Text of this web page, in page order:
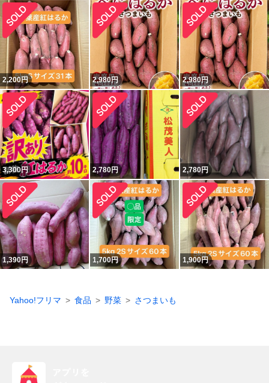
2,200円 2,980円 2,980円
3,300円 2,780円 2,780円
1,390円 1,700円 1,900円
Yahoo!フリマ 食品 野菜 さつまいも